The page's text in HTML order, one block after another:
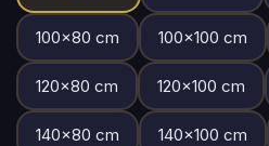
100×80 cm 100×100 cm
120×80 cm 120×100 cm
140×80 cm 140×100 cm